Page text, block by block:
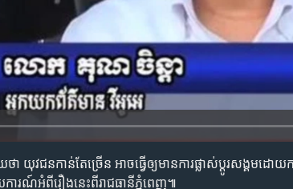
ា​ យុវជន​កាន់តែ​ច្រើន​ អាច​ធ្វើ​ឲ្យ​មាន​ការ​ផ្លាស់ប្តូរ​សង្គម​ដោយ​ក
ារណ៍​អំពី​រឿង​នេះ​ពី​រាជធានី​ភ្នំពេញ៕